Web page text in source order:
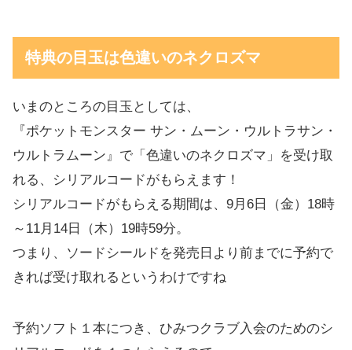
特典の目玉は色違いのネクロズマ
いまのところの目玉としては、
『ポケットモンスター サン・ムーン・ウルトラサン・
ウルトラムーン』で「色違いのネクロズマ」を受け取
れる、シリアルコードがもらえます！
シリアルコードがもらえる期間は、9月6日（金）18時
～11月14日（木）19時59分。
つまり、ソードシールドを発売日より前までに予約で
きれば受け取れるというわけですね
予約ソフト１本につき、ひみつクラブ入会のためのシ